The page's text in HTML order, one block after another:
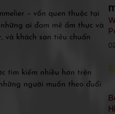
– vốn quen thuộc tại
ai đam mê ẩm thực và
và khách sạn tiêu chuẩn
tìm kiếm nhiều hơn trên
người muốn theo đuổi